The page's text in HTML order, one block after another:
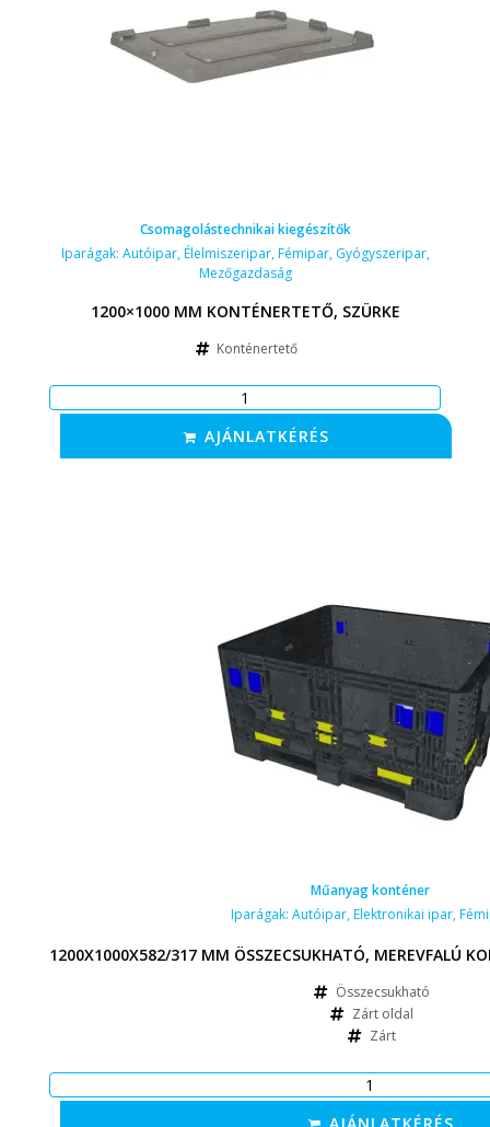
Csomagolástechnikai kiegészítők
Iparágak: Autóipar,Élelmiszeripar,Fémipar, Gyógyszeripar,
Mezőgazdaság
1200×1000 MM KONTÉNERTETŐ, SZÜRKE
Konténertető
AJÁNLATKÉRÉS
Műanyag konténer
Iparágak: Autóipar,Elektronikai ipar,
1200X1000X582/317 MM ÖSSZECSUKHATÓ, MEREVFALÚ
Összecsukható
Zárt oldal
Zárt